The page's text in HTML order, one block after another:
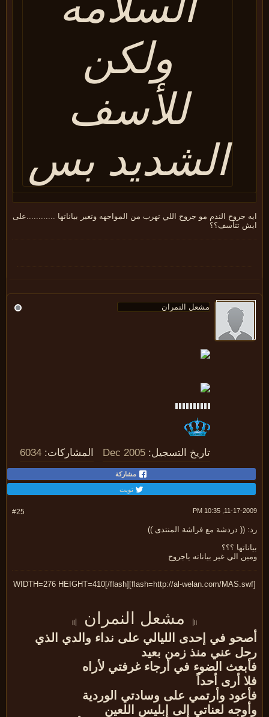
ولكن
للأسف
الشديد بس
جروح الندم مو جروح اللي تهرب من المواجهه وتغير بياناتها ............على
تتأسف؟؟
تاريخ التسجيل: Dec 2005 المشاركات: 6034
مشاركة
تويت
11-17-2009,
(( دردشة مع فراشة المنتدى ))
؟؟؟
الي غير بياناته ياجروح
مشعل النمران |
|
في إحدى الليالي على نداء والدي الذي
عني منذ زمن بعيد
الضوء في أرجاء غرفتي لأراه
أرى أحداً
وأرتمي على وسادتي الوردية
لعناتي إلى إبليس اللعين